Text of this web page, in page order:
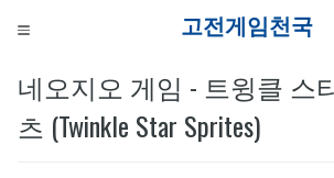
네오지오 게임 - 트윙클 스
츠 (Twinkle Star Sprites)